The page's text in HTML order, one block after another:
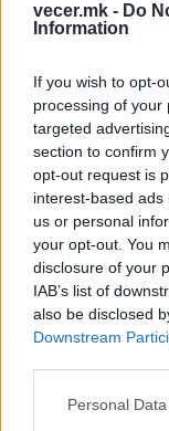
vecer.mk - Do
Information
If you wish to opt-
processing of your
targeted
section to confirm
opt-out request is
interest-based
us or personal
your opt-out. You
disclosure of your
IAB’s list of
also be disclosed
Downstream
Personal